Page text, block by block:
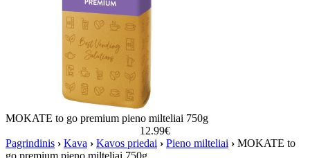
MOKATE to go premium pieno milteliai 750g
12.99€
Pagrindinis › Kava › Kavos priedai › Pieno milteliai › MOKATE to